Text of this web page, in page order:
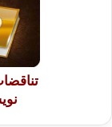
این گونه اظهار
که ایّوب(ع) می
شیطان نسبت
گرفتاری‌های
عادی و طبیعی
شیطان نسبت